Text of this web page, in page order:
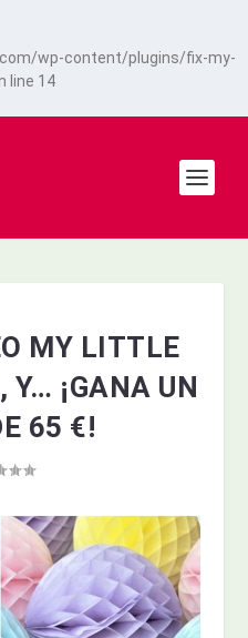
wp-content/plugins/fix-my-
line 14
MY LITTLE
¡GANA UN
65 €!